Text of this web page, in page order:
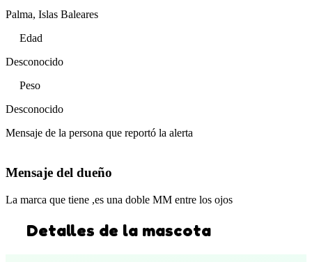
Palma, Islas Baleares
Edad
Desconocido
Peso
Desconocido
Mensaje de la persona que reportó la alerta
Mensaje del dueño
La marca que tiene ,es una doble MM entre los ojos
Detalles de la mascota